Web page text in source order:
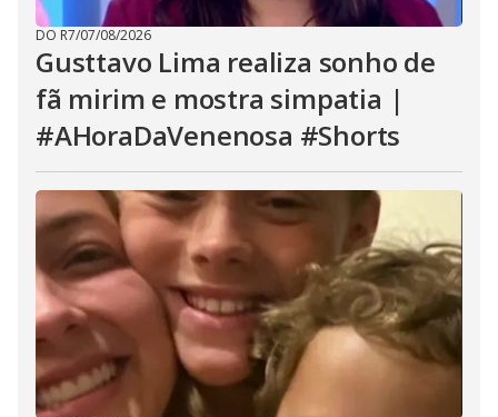
DO R7/07/08/2026
Gusttavo Lima realiza sonho de
fã mirim e mostra simpatia |
#AHoraDaVenenosa #Shorts